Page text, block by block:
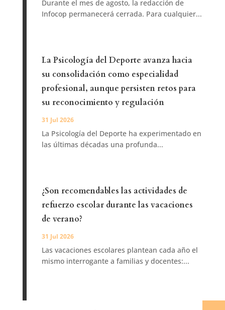
Durante el mes de agosto, la redacción de
Infocop permanecerá cerrada. Para cualquier...
La Psicología del Deporte avanza hacia
su consolidación como especialidad
profesional, aunque persisten retos para
su reconocimiento y regulación
31 Jul 2026
La Psicología del Deporte ha experimentado en
las últimas décadas una profunda...
¿Son recomendables las actividades de
refuerzo escolar durante las vacaciones
de verano?
31 Jul 2026
Las vacaciones escolares plantean cada año el
mismo interrogante a familias y docentes:...